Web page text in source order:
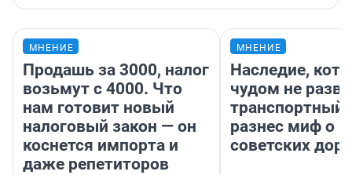
МНЕНИЕ
Продашь за 3000, налог
возьмут с 4000. Что
нам готовит новый
налоговый закон — он
коснется импорта и
даже репетиторов
МНЕНИЕ
Наследие,
чудом не
транспортный
разнес миф о
советских